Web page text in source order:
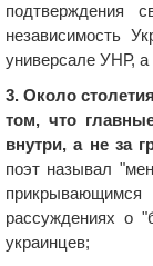
подтверждения
независимость
универсале УНР,
3. Около
том, что
внутри, а не за
поэт называл
рассуждениях о
украинцев;